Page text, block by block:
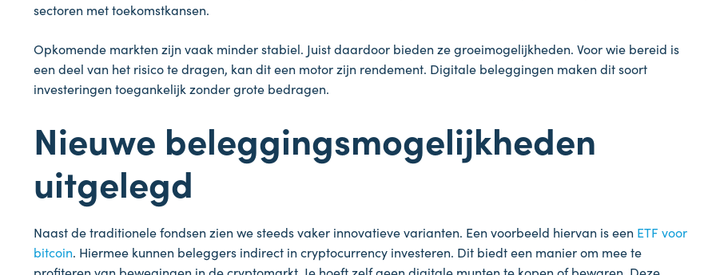
sectoren met toekomstkansen.
Opkomende markten zijn vaak minder stabiel. Juist daardoor bieden ze groeimogelijkheden. Voor wie bereid is
een deel van het risico te dragen, kan dit een motor zijn rendement. Digitale beleggingen maken dit soort
investeringen toegankelijk zonder grote bedragen.
Nieuwe beleggingsmogelijkheden
uitgelegd
Naast de traditionele fondsen zien we steeds vaker innovatieve varianten. Een voorbeeld hiervan is een ETF voor
bitcoin. Hiermee kunnen beleggers indirect in cryptocurrency investeren. Dit biedt een manier om mee te
profiteren van bewegingen in de cryptomarkt. Je hoeft zelf geen digitale munten te kopen of bewaren. Deze